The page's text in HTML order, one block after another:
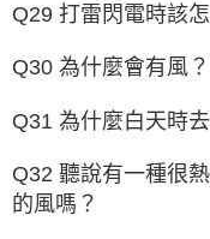
Q29 打雷閃電時該
Q30 為什麼會有風？
Q31 為什麼白天時
Q32 聽說有一種很
的風嗎？